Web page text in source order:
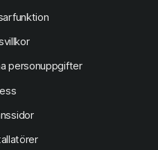
personuppgifter